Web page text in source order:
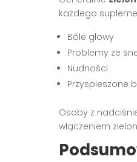
każdego
Bóle głowy
Problemy ze
Nudności
Przyspieszone
Osoby z
włączeniem